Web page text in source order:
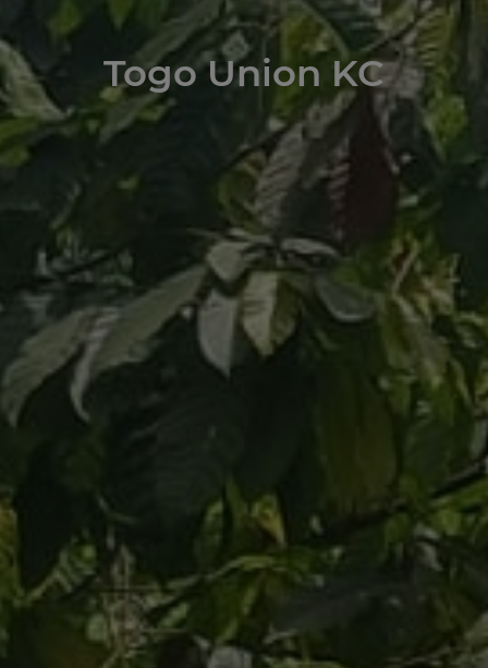
Togo Union KC